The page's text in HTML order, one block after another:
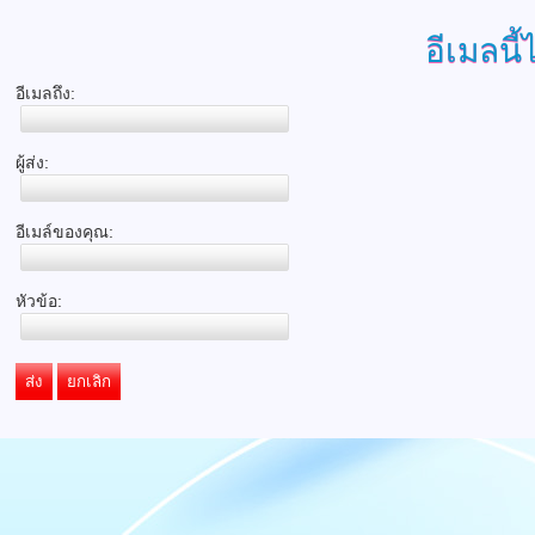
อีเมลนี้
อีเมลถึง:
ผู้ส่ง:
อีเมล์ของคุณ:
หัวข้อ:
ส่ง ยกเลิก